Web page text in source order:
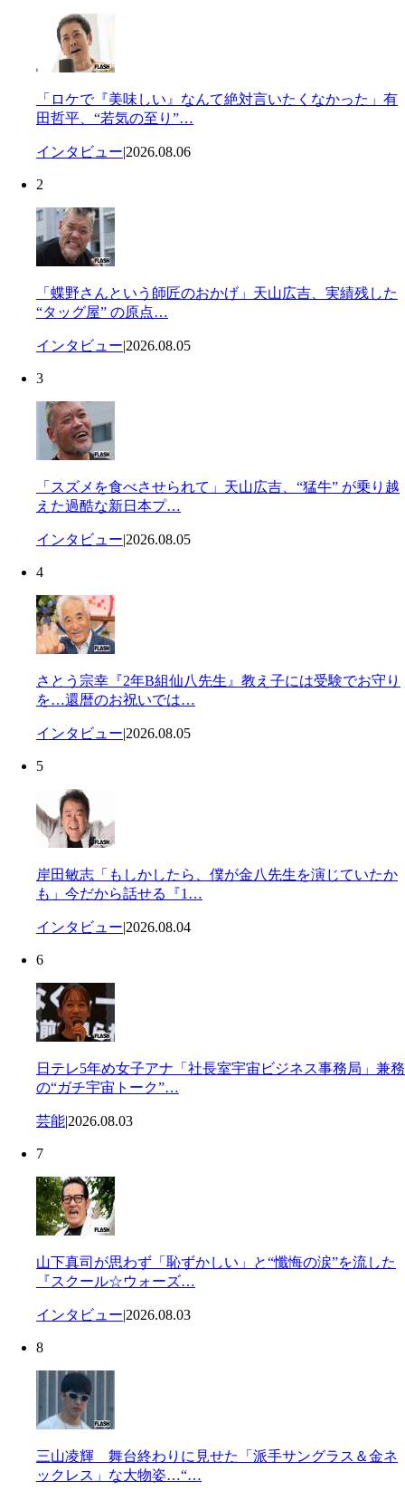
「ロケで『美味しい』なんて絶対言いたくなかった」有
田哲平、“若気の至り”…
インタビュー|2026.08.06
2
「蝶野さんという師匠のおかげ」天山広吉、実績残した
“タッグ屋” の原点…
インタビュー|2026.08.05
3
「スズメを食べさせられて」天山広吉、“猛牛” が乗り越
えた過酷な新日本プ…
インタビュー|2026.08.05
4
さとう宗幸『2年B組仙八先生』教え子には受験でお守り
を…還暦のお祝いでは…
インタビュー|2026.08.05
5
岸田敏志「もしかしたら、僕が金八先生を演じていたか
も」今だから話せる『1…
インタビュー|2026.08.04
6
日テレ5年め女子アナ「社長室宇宙ビジネス事務局」兼務
の“ガチ宇宙トーク”…
芸能|2026.08.03
7
山下真司が思わず「恥ずかしい」と“懺悔の涙”を流した
『スクール☆ウォーズ…
インタビュー|2026.08.03
8
三山凌輝 舞台終わりに見せた「派手サングラス＆金ネ
ックレス」な大物姿…“…